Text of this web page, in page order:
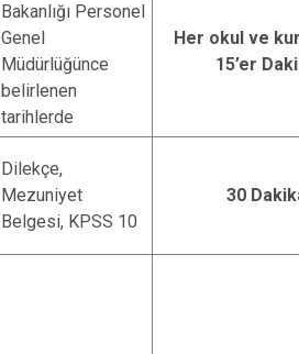
Bakanlığı Personel
Genel
Müdürlüğünce
belirlenen
tarihlerde
Her okul ve
15’er
Dilekçe,
Mezuniyet
Belgesi, KPSS 10
30